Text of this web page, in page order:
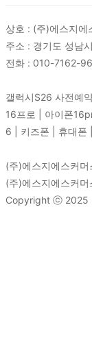
상호 : (주)에스지
주소 : 경기도 성남
전화 : 010-7162-
갤럭시S26 사전예
16프로 | 아이폰
6 | 키즈폰 | 휴대폰
(주)에스지에스커
(주)에스지에스커
Copyright ⓒ 2025